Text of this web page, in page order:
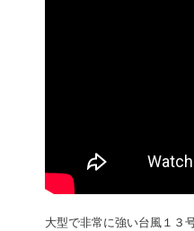
大型で非常に強い台風１３